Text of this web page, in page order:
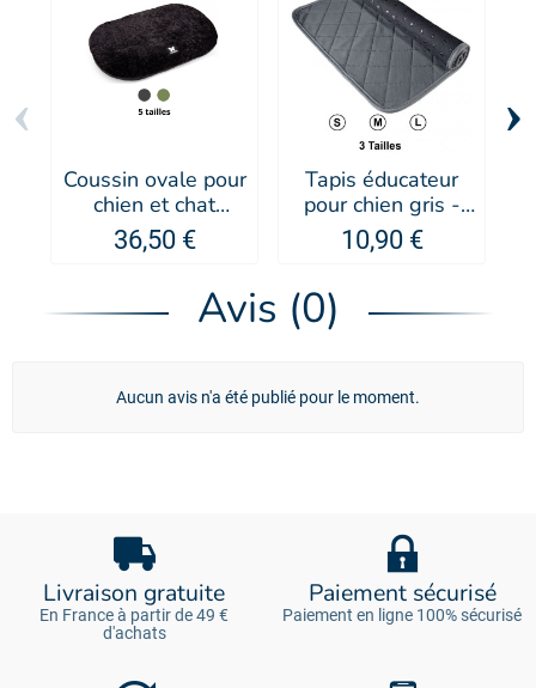
Coussin ovale pour
chien et chat
collection
Toudoudou -
36,50 €
Tapis éducateur
pour chien gris -
Doogy
10,90 €
‹ ›
Avis (0)
Aucun avis n'a été publié pour le moment.
Livraison gratuite
En France à partir de 49 €
d'achats
Paiement sécurisé
Paiement en ligne 100% sécurisé